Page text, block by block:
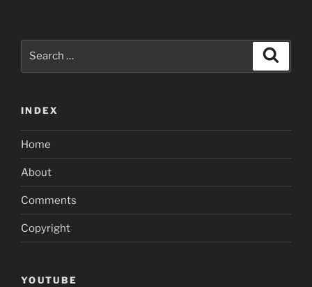
INDEX
Home
About
Comments
Copyright
YOUTUBE